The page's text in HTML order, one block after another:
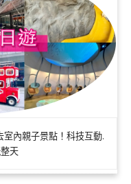
室內親子景點！科技互動.
天